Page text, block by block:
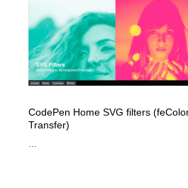
CodePen Home SVG filters
Transfer)
...